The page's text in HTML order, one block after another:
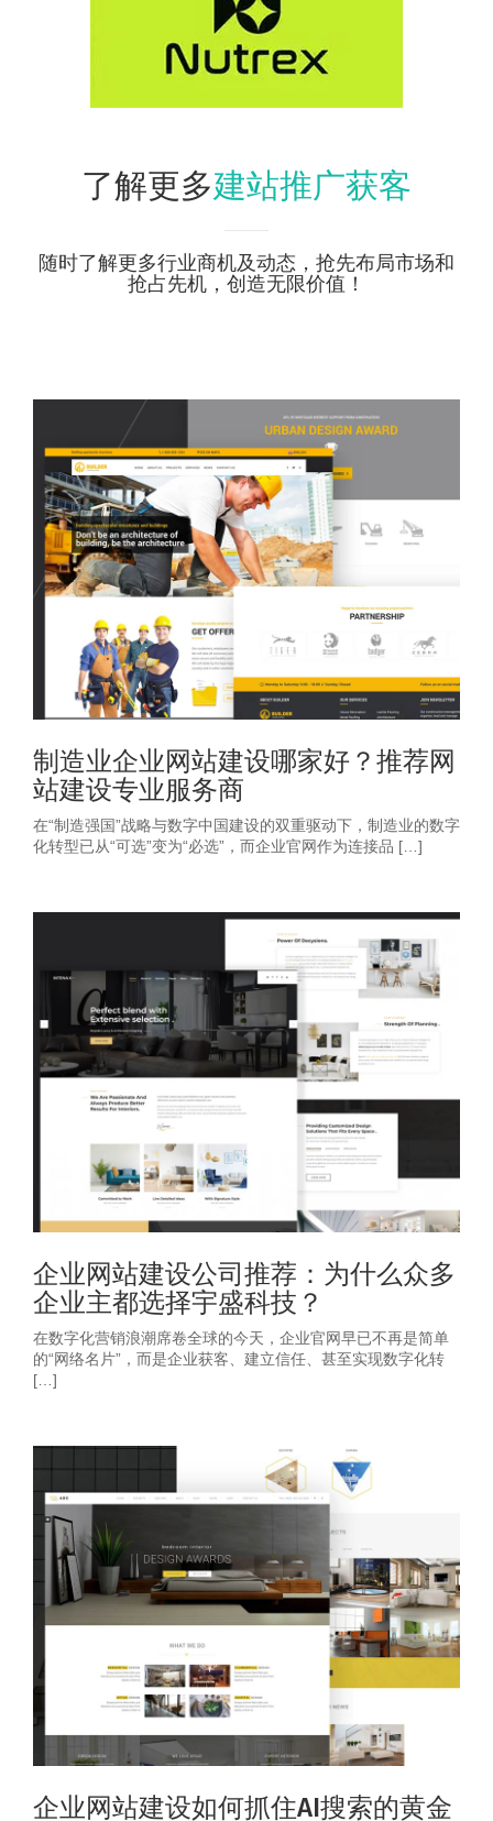
了解更多建站推广获客
随时了解更多行业商机及动态，抢先布局市场和
抢占先机，创造无限价值！
制造业企业网站建设哪家好？推荐网
站建设专业服务商
在“制造强国”战略与数字中国建设的双重驱动下，制造业的数字
化转型已从“可选”变为“必选”，而企业官网作为连接品 […]
企业网站建设公司推荐：为什么众多
企业主都选择宇盛科技？
在数字化营销浪潮席卷全球的今天，企业官网早已不再是简单
的“网络名片”，而是企业获客、建立信任、甚至实现数字化转
[…]
企业网站建设如何抓住AI搜索的黄金